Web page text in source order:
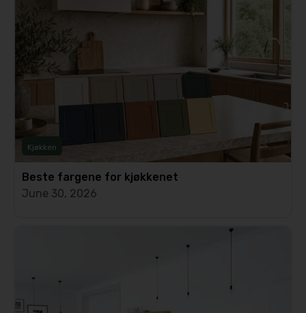
Kjøkken
Beste fargene for kjøkkenet
June 30, 2026